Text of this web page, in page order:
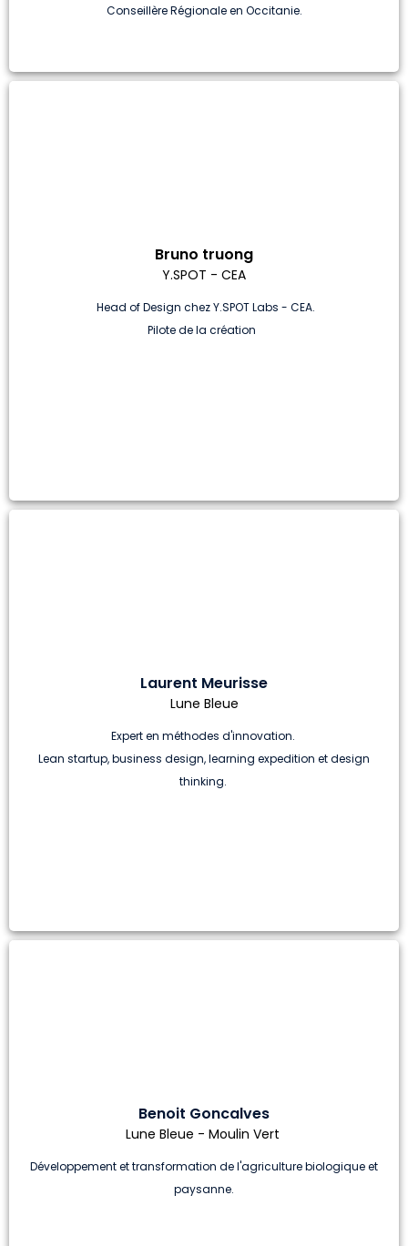
Conseillère Régionale en Occitanie.
Bruno truong
Y.SPOT - CEA
Head of Design chez Y.SPOT Labs - CEA.
Pilote de la création
Laurent Meurisse
Lune Bleue
Expert en méthodes d'innovation.
Lean startup, business design, learning expedition et design
thinking.
Benoit Goncalves
Lune Bleue - Moulin Vert
Développement et transformation de l'agriculture biologique et
paysanne.